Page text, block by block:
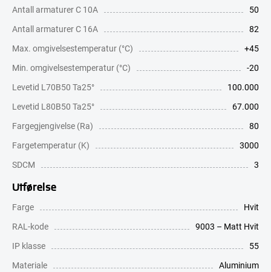
Antall armaturer C 10A
50
Antall armaturer C 16A
82
Max. omgivelsestemperatur (°C)
+45
Min. omgivelsestemperatur (°C)
-20
Levetid L70B50 Ta25°
100.000
Levetid L80B50 Ta25°
67.000
Fargegjengivelse (Ra)
80
Fargetemperatur (K)
3000
SDCM
3
Utførelse
Farge
Hvit
RAL-kode
9003 – Matt Hvit
IP klasse
55
Materiale
Aluminium